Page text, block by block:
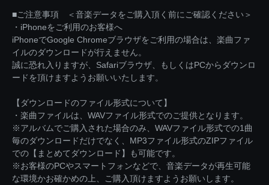
■ご注意事項 ＜音楽データをご購入頂く前にご確認ください＞
・iPhoneをご利用のお客様へ
iPhoneでGoogle Chromeブラウザをご利用の場合は、楽曲ファ
イルのダウンロードが行えません。
誠に恐れ入りますが、Safariブラウザ、もしくはPCからダウンロ
ードを頂けますようお願いいたします。
【ダウンロードのファイル形式について】
・楽曲ファイルは、WAVファイル形式でのご提供となります。
※アルバムでご購入された場合のみ、WAVファイル形式での1曲
毎のダウンロードだけでなく、MP3ファイル形式のZIPファイル
での【まとめてダウンロード】も可能です。
※お客様のPCやスマートフォンなどで、音楽データが再生可能
な環境かお確かめの上、ご購入頂けますようお願いします。